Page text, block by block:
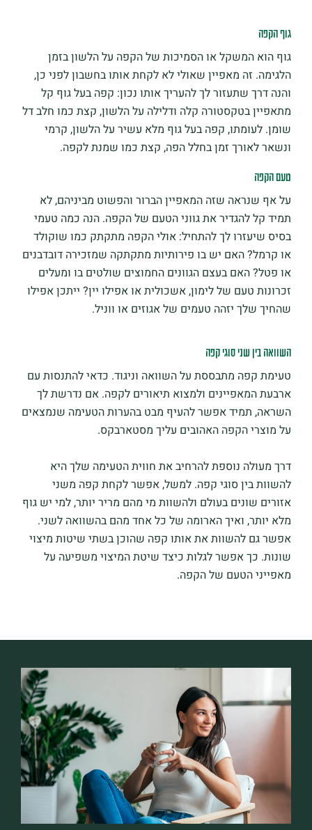
גוף הקפה
גוף הוא המשקל או הסמיכות של הקפה על הלשון בזמן
הלגימה. זה מאפיין שאולי לא לקחת אותו בחשבון לפני כן,
והנה דרך שתעזור לך להעריך אותו נכון: קפה בעל גוף קל
מתאפיין בטקסטורה קלה ודלילה על הלשון, קצת כמו חלב דל
שומן. לעומתו, קפה בעל גוף מלא עשיר על הלשון, קרמי
ונשאר לאורך זמן בחלל הפה, קצת כמו שמנת לקפה.
טעם הקפה
על אף שנראה שזה המאפיין הברור והפשוט מביניהם, לא
תמיד קל להגדיר את גווני הטעם של הקפה. הנה כמה טעמי
בסיס שיעזרו לך להתחיל: אולי הקפה מתקתק כמו שוקולד
או קרמל? האם יש בו פירותיות מתקתקה שמזכירה דובדבנים
או פטל? האם בעצם הגוונים החמוצים שולטים בו ומעלים
זכרונות טעם של לימון, אשכולית או אפילו יין? ייתכן אפילו
שהחיך שלך יזהה טעמים של אגוזים או ווניל.
השוואה בין שני סוגי קפה
טעימת קפה מתבססת על השוואה וניגוד. כדאי להתנסות עם
ארבעת המאפיינים ולמצוא תיאורים לקפה. אם נדרשת לך
השראה, תמיד אפשר להעיף מבט בהערות הטעימה שנמצאים
על מוצרי הקפה האהובים עליך מסטארבקס.
דרך מעולה נוספת להרחיב את חווית הטעימה שלך היא
להשוות בין סוגי קפה. למשל, אפשר לקחת קפה משני
אזורים שונים בעולם ולהשוות מי מהם מריר יותר, למי יש גוף
מלא יותר, ואיך הארומה של כל אחד מהם בהשוואה לשני.
אפשר גם להשוות את אותו קפה שהוכן בשתי שיטות מיצוי
שונות. כך אפשר לגלות כיצד שיטת המיצוי משפיעה על
מאפייני הטעם של הקפה.